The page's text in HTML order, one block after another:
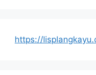
https://